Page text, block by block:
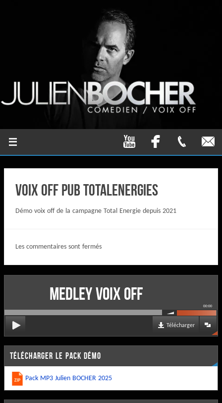
Voix off Pub TotalEnergies
Démo voix off de la campagne Total Energie depuis 2021
Les commentaires sont fermés
MEDLEY VOIX OFF
00:00
Télécharger
TÉLÉCHARGER LE PACK DÉMO
Pack MP3 Julien BOCHER 2025